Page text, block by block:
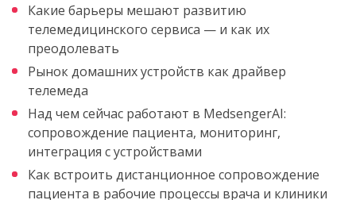
Какие барьеры мешают развитию
телемедицинского сервиса — и как их
преодолевать
Рынок домашних устройств как драйвер
телемеда
Над чем сейчас работают в MedsengerAI:
сопровождение пациента, мониторинг,
интеграция с устройствами
Как встроить дистанционное сопровождение
пациента в рабочие процессы врача и клиники